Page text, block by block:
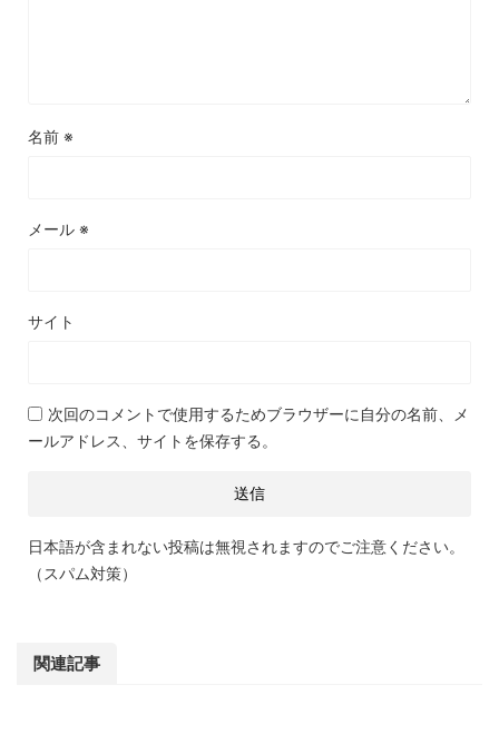
名前 ※
メール ※
サイト
次回のコメントで使用するためブラウザーに自分の名前、メ
ールアドレス、サイトを保存する。
日本語が含まれない投稿は無視されますのでご注意ください。
（スパム対策）
関連記事